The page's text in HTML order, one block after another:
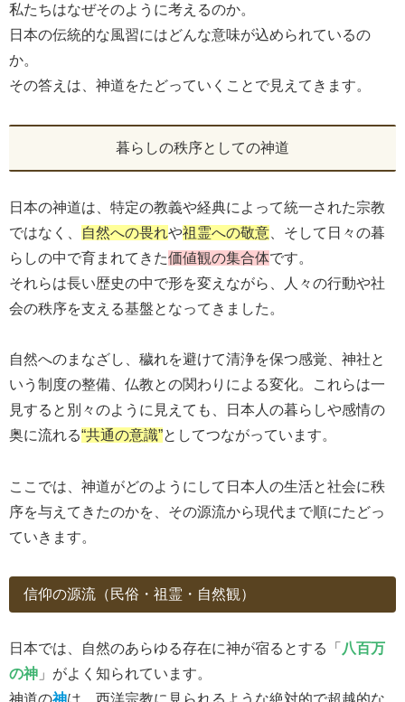
私たちはなぜそのように考えるのか。
日本の伝統的な風習にはどんな意味が込められているの
か。
その答えは、神道をたどっていくことで見えてきます。
暮らしの秩序としての神道
日本の神道は、特定の教義や経典によって統一された宗教
ではなく、
自然への畏れや祖霊への敬意 、そして日々の暮
らしの中で育まれてきた価値観の集合体です。
それらは長い歴史の中で形を変えながら、人々の行動や社
会の秩序を支える基盤となってきました。
自然へのまなざし、穢れを避けて清浄を保つ感覚、神社と
いう制度の整備、仏教との関わりによる変化。これらは一
見すると別々のように見えても、日本人の暮らしや感情の
奥に流れる“共通の意識”としてつながっています。
ここでは、神道がどのようにして日本人の生活と社会に秩
序を与えてきたのかを、その源流から現代まで順にたどっ
ていきます。
信仰の源流（民俗・祖霊・自然観）
日本では、自然のあらゆる存在に神が宿るとする「 八百万
の神 」がよく知られています。
神道の神は、西洋宗教に見られるような絶対的で超越的な